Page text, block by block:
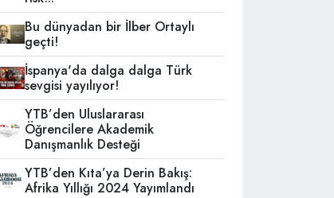
Bu dünyadan bir İlber Ortaylı
geçti!
İspanya'da dalga dalga Türk
sevgisi yayılıyor!
YTB’den Uluslararası
Öğrencilere Akademik
Danışmanlık Desteği
YTB’den Kıta’ya Derin Bakış:
Afrika Yıllığı 2024 Yayımlandı